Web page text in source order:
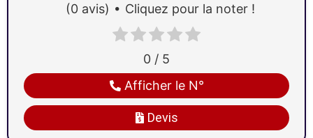
Devis
Afficher le N°
0 / 5
(0 avis) Cliquez pour la noter !